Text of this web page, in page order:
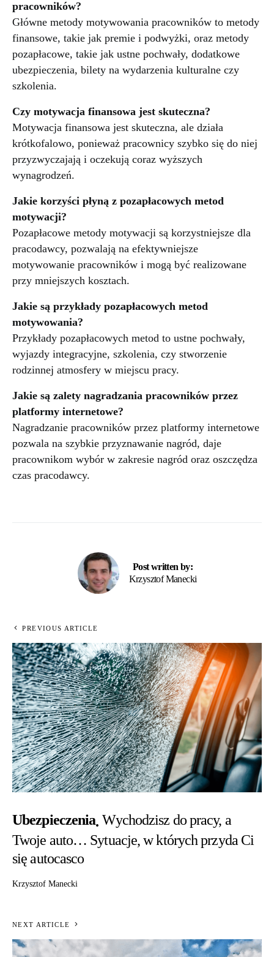
pracowników?
Główne metody motywowania pracowników to metody
finansowe, takie jak premie i podwyżki, oraz metody
pozapłacowe, takie jak ustne pochwały, dodatkowe
ubezpieczenia, bilety na wydarzenia kulturalne czy
szkolenia.
Czy motywacja finansowa jest skuteczna?
Motywacja finansowa jest skuteczna, ale działa
krótkofalowo, ponieważ pracownicy szybko się do niej
przyzwyczajają i oczekują coraz wyższych
wynagrodzeń.
Jakie korzyści płyną z pozapłacowych metod
motywacji?
Pozapłacowe metody motywacji są korzystniejsze dla
pracodawcy, pozwalają na efektywniejsze
motywowanie pracowników i mogą być realizowane
przy mniejszych kosztach.
Jakie są przykłady pozapłacowych metod
motywowania?
Przykłady pozapłacowych metod to ustne pochwały,
wyjazdy integracyjne, szkolenia, czy stworzenie
rodzinnej atmosfery w miejscu pracy.
Jakie są zalety nagradzania pracowników przez
platformy internetowe?
Nagradzanie pracowników przez platformy internetowe
pozwala na szybkie przyznawanie nagród, daje
pracownikom wybór w zakresie nagród oraz oszczędza
czas pracodawcy.
Post written by:
Krzysztof Manecki
PREVIOUS ARTICLE
Ubezpieczenia Wychodzisz do pracy, a
Twoje auto… Sytuacje, w których przyda Ci
się autocasco
Krzysztof Manecki
NEXT ARTICLE